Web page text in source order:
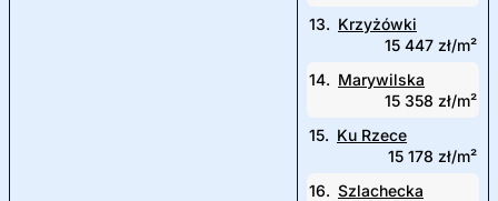
13. Krzyżówki
15 447 zł/m²
14. Marywilska
15 358 zł/m²
15. Ku Rzece
15 178 zł/m²
16. Szlachecka